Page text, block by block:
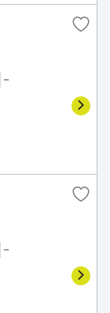
－
－